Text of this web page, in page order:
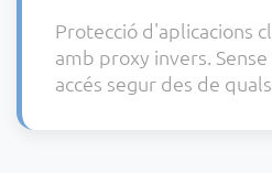
Protecció d'aplicacions
amb proxy invers.
accés segur des de